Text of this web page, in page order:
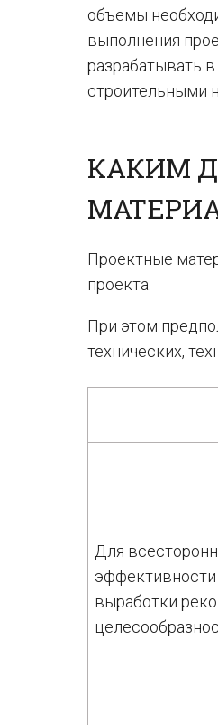
объемы
выполнения
разрабатывать
строительными
КАКИМ
Проектные
проекта.
При этом
технических,
Для
эффективности
выработки